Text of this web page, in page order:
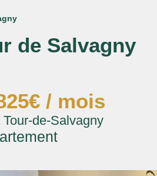
de Salvagny
/ mois
Tour-de-Salvagny